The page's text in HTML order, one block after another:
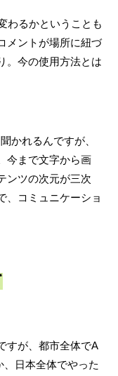
わるかということも
メントが場所に紐づ
。今の使用方法とは
かれるんですが、
今まで文字から画
ンツの次元が三次
、コミュニケーショ
すが、都市全体でA
日本全体でやった